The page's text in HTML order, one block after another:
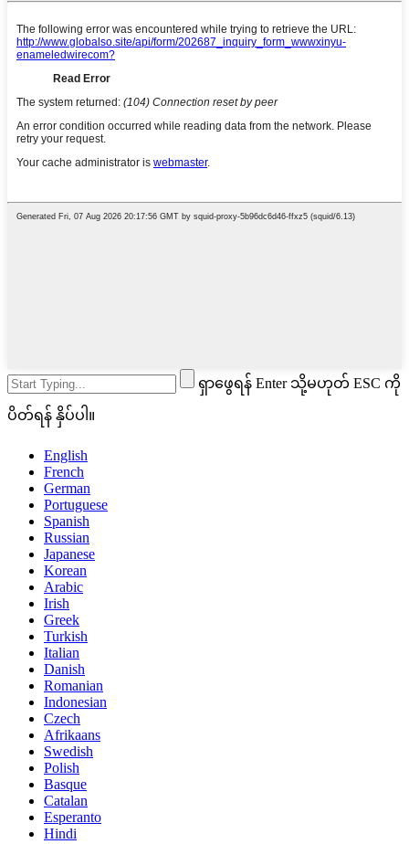
ရှာဖွေရန် Enter သို့မဟုတ် ESC ကို
ပိတ်ရန် နှိပ်ပါ။
English
French
German
Portuguese
Spanish
Russian
Japanese
Korean
Arabic
Irish
Greek
Turkish
Italian
Danish
Romanian
Indonesian
Czech
Afrikaans
Swedish
Polish
Basque
Catalan
Esperanto
Hindi